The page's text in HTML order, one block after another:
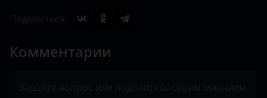
Комментарии